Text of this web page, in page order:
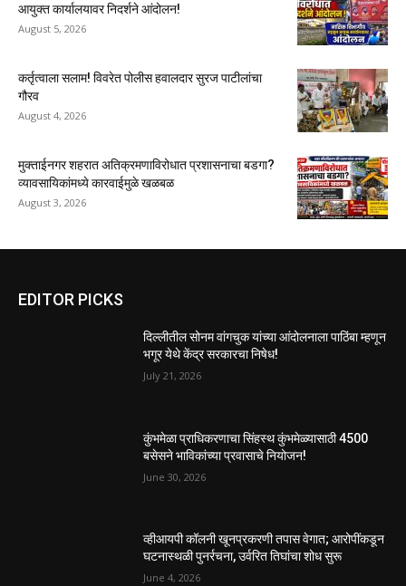
आयुक्त कार्यालयावर निदर्शने आंदोलन!
August 5, 2026
कर्तृत्वाला सलाम! विवरेत पोलीस हवालदार सुरज पाटीलांचा
गौरव
August 4, 2026
मुक्ताईनगर शहरात अतिक्रमणाविरोधात प्रशासनाचा बडगा?
व्यावसायिकांमध्ये कारवाईमुळे खळबळ
August 3, 2026
EDITOR PICKS
दिल्लीतील सोनम वांगचुक यांच्या आंदोलनाला पाठिंबा म्हणून
भगूर येथे केंद्र सरकारचा निषेध!
July 21, 2026
कुंभमेळा प्राधिकरणाचा सिंहस्थ कुंभमेळ्यासाठी 4500
बसेसने भाविकांच्या प्रवासाचे नियोजन!
June 30, 2026
व्हीआयपी कॉलनी खूनप्रकरणी तपास वेगात; आरोपींकडून
घटनास्थळी पुनर्रचना, उर्वरित तिघांचा शोध सुरू
June 4, 2026